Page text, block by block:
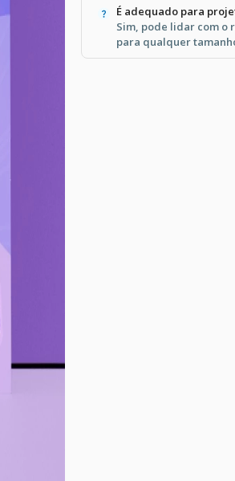
É adequado para
Sim, pode lidar com
para qualquer